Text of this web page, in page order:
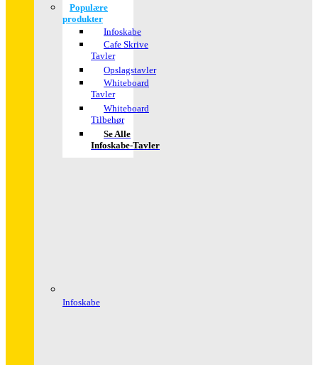
Populære
produkter
Infoskabe
Cafe Skrive
Tavler
Opslagstavler
Whiteboard
Tavler
Whiteboard
Tilbehør
Se Alle
Infoskabe-Tavler
Infoskabe